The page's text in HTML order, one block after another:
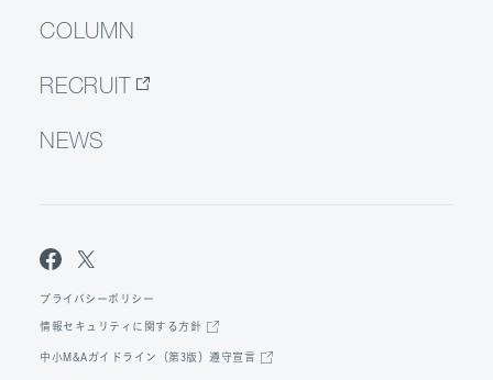
COLUMN
RECRUIT
NEWS
プライバシーポリシー
情報セキュリティに関する方針
中小M&Aガイドライン（第3版）遵守宣言